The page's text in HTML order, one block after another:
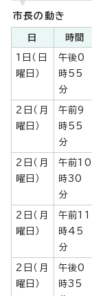
市長の動き
日 時間
1日（日
曜日）
午後0
時55
分
2日（月
曜日）
午前9
時55
分
2日（月
曜日）
午前10
時30
分
2日（月
曜日）
午前11
時45
分
2日（月
曜日）
午後0
時35